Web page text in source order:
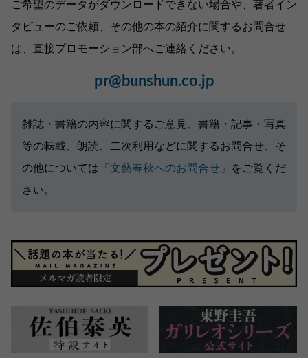
ご希望のデータがダウンロードできない場合や、著者イン
タビューのご依頼、その他の本の紹介に関するお問合せ
は、直接プロモーション部へご連絡ください。
pr@bunshun.co.jp
雑誌・書籍の内容に関するご意見、書籍・記事・写真
等の転載、朗読、二次利用などに関するお問合せ、そ
の他については 「文藝春秋へのお問合せ」
をご覧くだ
さい。